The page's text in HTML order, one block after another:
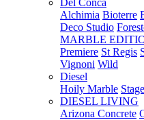
Del Conca
Alchimia Bioterre
Deco Studio
MARBLE
Premiere St Regis
Vignoni Wild
Diesel
Hoily Marble Stage
DIESEL LIVING
Arizona Concrete